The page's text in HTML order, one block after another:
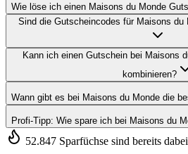
Wie löse ich einen Maisons du Monde
Sind die Gutscheincodes für Maisons du
Kann ich einen Gutschein bei Maisons
kombinieren?
Wann gibt es bei Maisons du Monde die
Profi-Tipp: Wie spare ich bei Maisons du
52.847 Sparfüchse sind bereits dabei